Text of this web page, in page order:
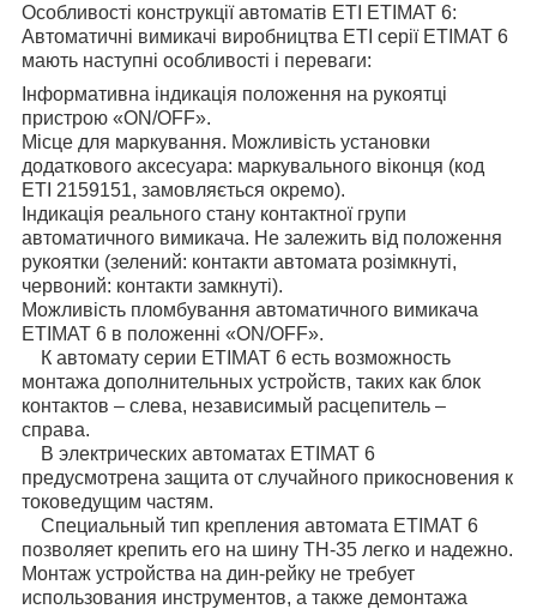
Особливості конструкції автоматів ETI ETIMAT 6:
Автоматичні вимикачі виробництва ETI серії ETIMAT 6
мають наступні особливості і переваги:
Інформативна індикація положення на рукоятці
пристрою «ON/OFF».
Місце для маркування. Можливість установки
додаткового аксесуара: маркувального віконця (код
ETI 2159151, замовляється окремо).
Індикація реального стану контактної групи
автоматичного вимикача. Не залежить від положення
рукоятки (зелений: контакти автомата розімкнуті,
червоний: контакти замкнуті).
Можливість пломбування автоматичного вимикача
ETIMAT 6 в положенні «ON/OFF».
К автомату серии ETIMAT 6 есть возможность
монтажа дополнительных устройств, таких как блок
контактов – слева, независимый расцепитель –
справа.
В электрических автоматах ETIMAT 6
предусмотрена защита от случайного прикосновения к
токоведущим частям.
Специальный тип крепления автомата ETIMAT 6
позволяет крепить его на шину TH-35 легко и надежно.
Монтаж устройства на дин-рейку не требует
использования инструментов, а также демонтажа